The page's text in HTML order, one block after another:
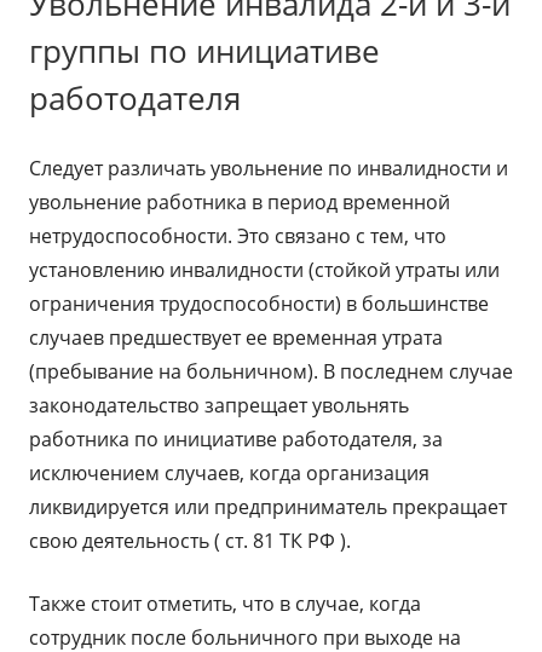
группы по инициативе
работодателя
Следует различать увольнение по инвалидности и
увольнение работника в период временной
нетрудоспособности. Это связано с тем, что
установлению инвалидности (стойкой утраты или
ограничения трудоспособности) в большинстве
случаев предшествует ее временная утрата
(пребывание на больничном). В последнем случае
законодательство запрещает увольнять
работника по инициативе работодателя, за
исключением случаев, когда организация
ликвидируется или предприниматель прекращает
свою деятельность ( ст. 81 ТК РФ ).
Также стоит отметить, что в случае, когда
сотрудник после больничного при выходе на